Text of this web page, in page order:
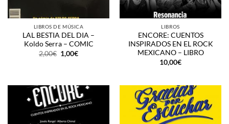
LIBROS DE MÚSICA
LAL BESTIA DEL DIA –
Koldo Serra – COMIC
2,00€ El
precio
1,00€El
LIBROS
ENCORE: CUENTOS
INSPIRADOS EN EL ROCK
MEXICANO – LIBRO
10,00€